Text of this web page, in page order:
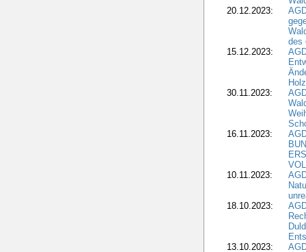
20.12.2023:
des
15.12.2023:
30.11.2023:
16.11.2023:
10.11.2023:
18.10.2023:
13.10.2023: